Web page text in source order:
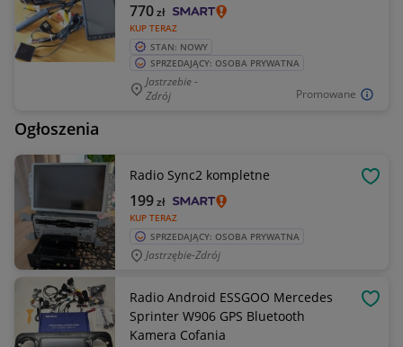
Promowane
KUP TERAZ
770zł
STAN: NOWY
SPRZEDAJĄCY: OSOBA PRYWATNA
Jastrzebie -
Zdrój
Ogłoszenia
Radio Sync2 kompletne
KUP TERAZ
199zł
SPRZEDAJĄCY: OSOBA PRYWATNA
Jastrzębie-Zdrój
Radio Android ESSGOO Mercedes
Sprinter W906 GPS Bluetooth
Kamera Cofania